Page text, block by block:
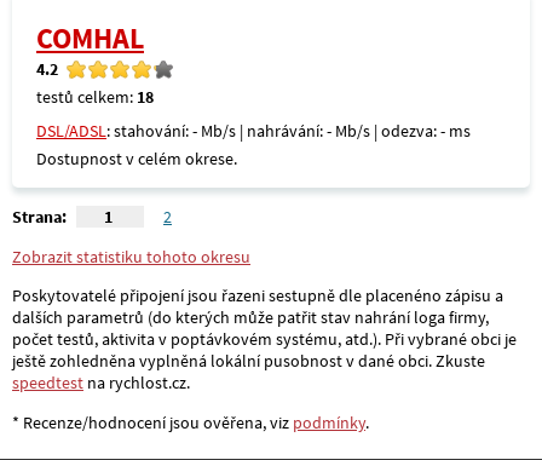
COMHAL
4.2
testů celkem: 18
DSL/ADSL: stahování: - Mb/s | nahrávání: - Mb/s | odezva: - ms
Dostupnost v celém okrese.
Strana: 1
2
Zobrazit statistiku tohoto okresu
Poskytovatelé připojení jsou řazeni sestupně dle placenéno zápisu a
dalších parametrů (do kterých může patřit stav nahrání loga firmy,
počet testů, aktivita v poptávkovém systému, atd.). Při vybrané obci je
ještě zohledněna vyplněná lokální pusobnost v dané obci. Zkuste
speedtest na rychlost.cz.
* Recenze/hodnocení jsou ověřena, viz podmínky.